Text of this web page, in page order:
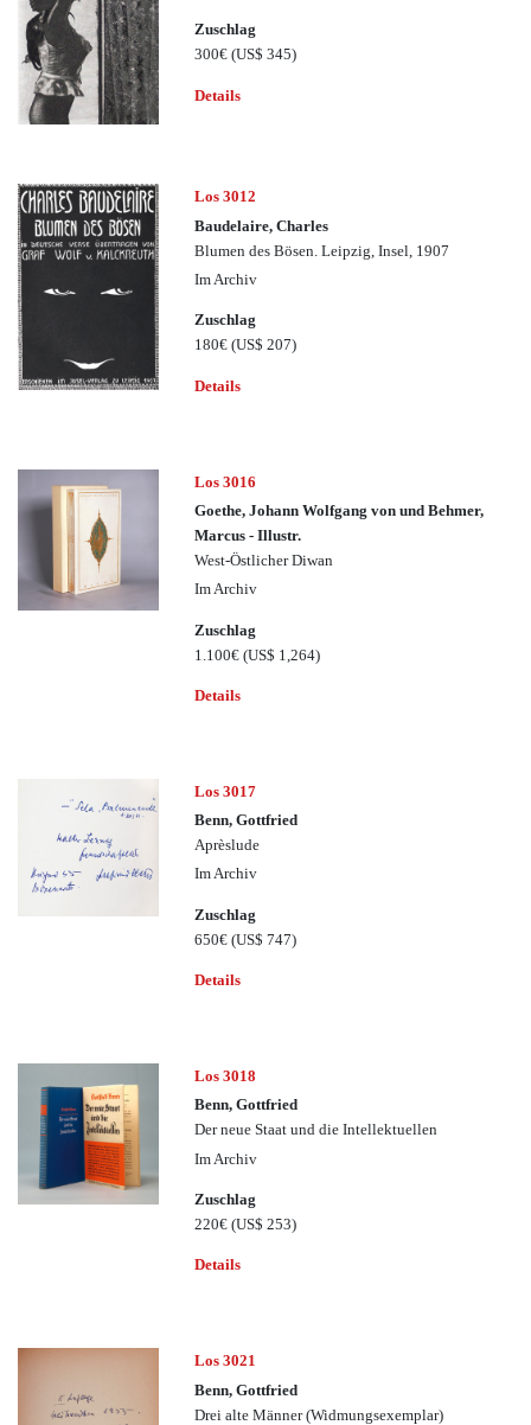
Zuschlag
300€(US$ 345)
Details
Los 3012
Baudelaire, Charles
Blumen des Bösen. Leipzig, Insel, 1907
Im Archiv
Zuschlag
180€(US$ 207)
Details
Los 3016
Goethe, Johann Wolfgang von und Behmer,
Marcus - Illustr.
West-Östlicher Diwan
Im Archiv
Zuschlag
1.100€(US$ 1,264)
Details
Los 3017
Benn, Gottfried
Aprèslude
Im Archiv
Zuschlag
650€(US$ 747)
Details
Los 3018
Benn, Gottfried
Der neue Staat und die Intellektuellen
Im Archiv
Zuschlag
220€(US$ 253)
Details
Los 3021
Benn, Gottfried
Drei alte Männer (Widmungsexemplar)